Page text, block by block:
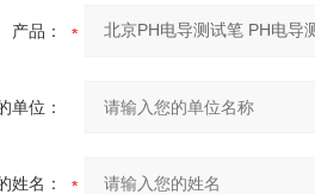
产品：
单位：
姓名：